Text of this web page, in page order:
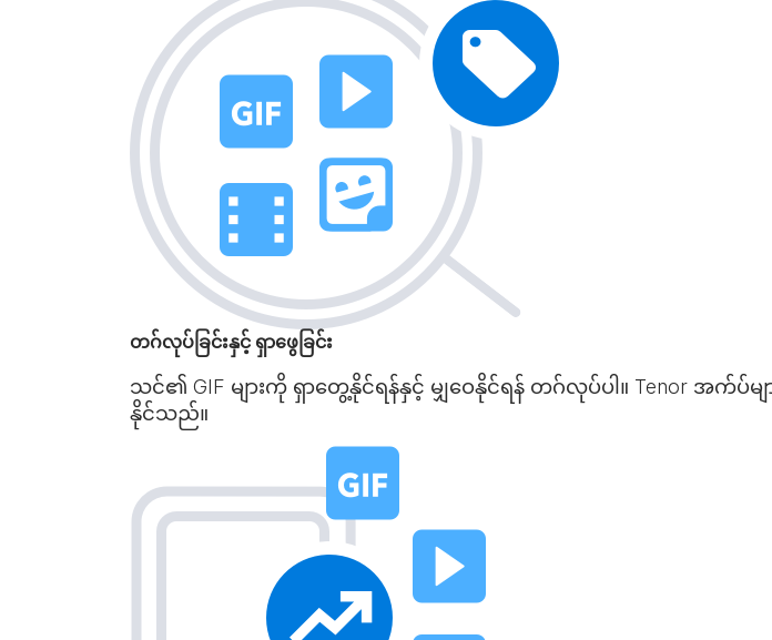
တဂ်လုပ်ခြင်းနှင့် ရှာဖွေခြင်း
သင်၏ GIF များကို ရှာတွေ့နိုင်ရန်နှင့် မျှဝေနိုင်ရန် တဂ်လုပ်ပါ။ Tenor အက်ပ်မ
နိုင်သည်။